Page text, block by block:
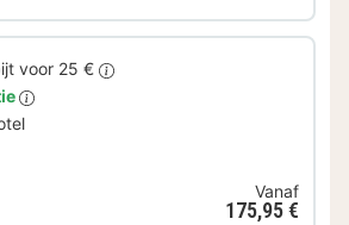
voor 25 €
Vanaf
175,95 €